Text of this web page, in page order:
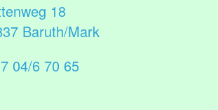
18
Baruth/Mark
04/6 70 65